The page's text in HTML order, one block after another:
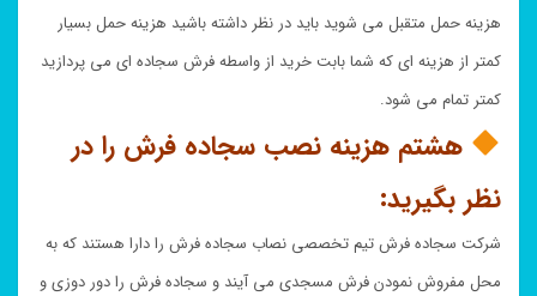
هزینه حمل متقبل می شوید باید در نظر داشته باشید هزینه حمل بسیار
کمتر از هزینه ای که شما بابت خرید از واسطه فرش سجاده ای می پردازید
کمتر تمام می شود.
هشتم هزینه نصب سجاده فرش را در
نظر بگیرید:
شرکت سجاده فرش تیم تخصصی نصاب سجاده فرش را دارا هستند که به
محل مفروش نمودن فرش مسجدی می آیند و سجاده فرش را دور دوزی و